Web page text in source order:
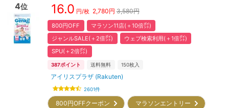
4位 16.0 円/枚 2,780円 3,580円
800円OFF
マラソン11店(＋10倍㌽)
ジャンルSALE(＋2倍㌽)
ウェブ検索利用(＋1倍㌽)
SPU(＋2倍㌽)
387ポイント 送料無料 150枚入
アイリスプラザ (Rakuten)
2601件
800円OFFクーポン
マラソンエントリー